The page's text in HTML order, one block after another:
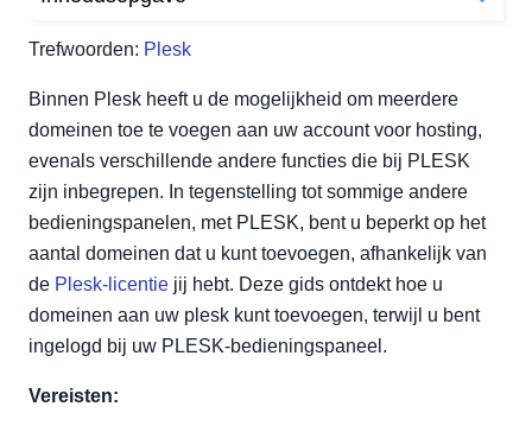
Trefwoorden: Plesk
Een domein toevoegen
Binnen Plesk heeft u de mogelijkheid om meerdere
domeinen toe te voegen aan uw account voor hosting,
evenals verschillende andere functies die bij PLESK
zijn inbegrepen. In tegenstelling tot sommige andere
bedieningspanelen, met PLESK, bent u beperkt op het
aantal domeinen dat u kunt toevoegen, afhankelijk van
de Plesk-licentie jij hebt. Deze gids ontdekt hoe u
domeinen aan uw plesk kunt toevoegen, terwijl u bent
ingelogd bij uw PLESK-bedieningspaneel.
Vereisten: